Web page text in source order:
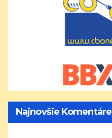
Najnovšie Komentáre